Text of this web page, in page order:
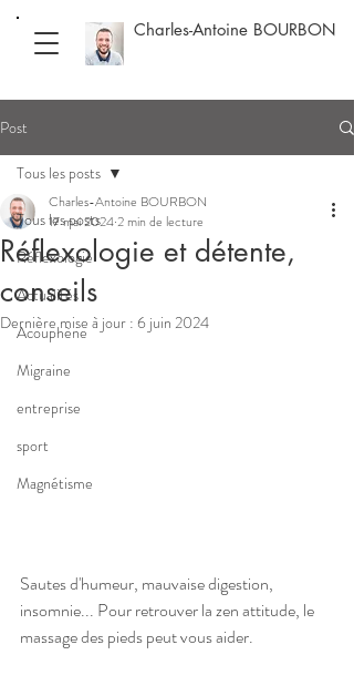
Charles-Antoine BOURBON
Post
Tous les posts
Réflexologie
Actualités
Acouphène
Migraine
entreprise
sport
Magnétisme
Tous les posts
Réflexologie et détente,
conseils
Charles-Antoine BOURBON
17 mai 20242 min de lecture
Dernière mise à jour : 6 juin 2024
Sautes d'humeur, mauvaise digestion,
insomnie... Pour retrouver la zen attitude, le
massage des pieds peut vous aider.